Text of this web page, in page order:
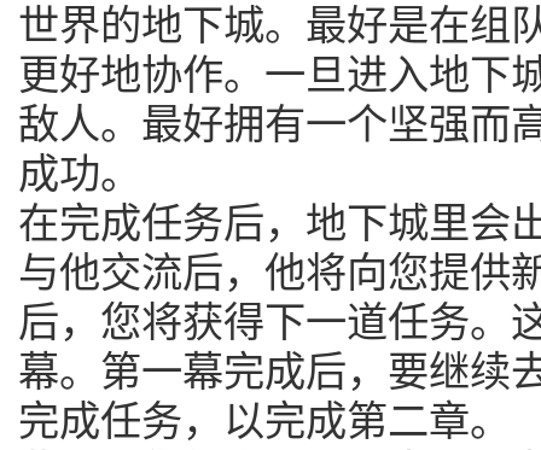
世界的地下城。最好是在组
更好地协作。一旦进入地下
敌人。最好拥有一个坚强而
成功。
在完成任务后，地下城里会
与他交流后，他将向您提供
后，您将获得下一道任务。
幕。第一幕完成后，要继续
完成任务，以完成第二章。